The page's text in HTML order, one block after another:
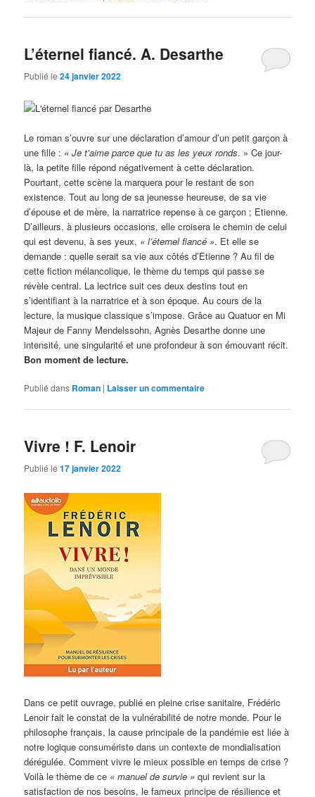
L’éternel fiancé. A. Desarthe
Publié le24 janvier 2022
Le roman s’ouvre sur une déclaration d’amour d’un petit garçon à
une fille : « Je t’aime parce que tu as les yeux ronds. » Ce jour-
là, la petite fille répond négativement à cette déclaration.
Pourtant, cette scène la marquera pour le restant de son
existence. Tout au long de sa jeunesse heureuse, de sa vie
d’épouse et de mère, la narratrice repense à ce garçon ; Etienne.
D’ailleurs, à plusieurs occasions, elle croisera le chemin de celui
qui est devenu, à ses yeux, « l’éternel fiancé ». Et elle se
demande : quelle serait sa vie aux côtés d’Etienne ? Au fil de
cette fiction mélancolique, le thème du temps qui passe se
révèle central. La lectrice suit ces deux destins tout en
s’identifiant à la narratrice et à son époque. Au cours de la
lecture, la musique classique s’impose. Grâce au Quatuor en Mi
Majeur de Fanny Mendelssohn, Agnès Desarthe donne une
intensité, une singularité et une profondeur à son émouvant récit.
Bon moment de lecture.
Publié dans Roman | Laisser un commentaire
Vivre ! F. Lenoir
Publié le17 janvier 2022
Dans ce petit ouvrage, publié en pleine crise sanitaire, Frédéric
Lenoir fait le constat de la vulnérabilité de notre monde. Pour le
philosophe français, la cause principale de la pandémie est liée à
notre logique consumériste dans un contexte de mondialisation
dérégulée. Comment vivre le mieux possible en temps de crise ?
Voilà le thème de ce « manuel de survie » qui revient sur la
satisfaction de nos besoins, le fameux principe de résilience et